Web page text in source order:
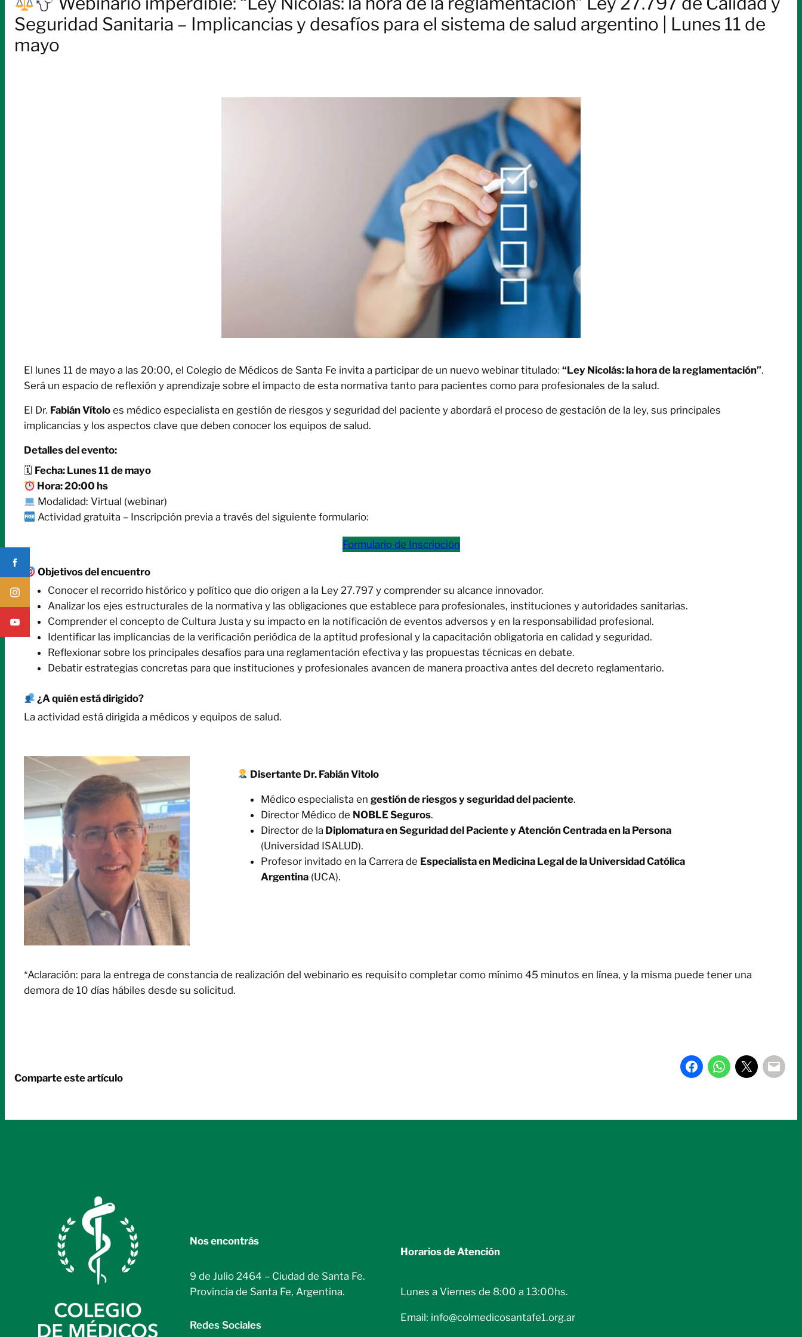
Seguridad Sanitaria – Implicancias y desafíos para el sistema de salud argentino | Lunes 11 de
mayo
El lunes 11 de mayo a las 20:00, el Colegio de Médicos de Santa Fe invita a participar de un nuevo webinar titulado: “Ley Nicolás: la hora de la reglamentación”.
Será un espacio de reflexión y aprendizaje sobre el impacto de esta normativa tanto para pacientes como para profesionales de la salud.
El Dr. Fabián Vítolo es médico especialista en gestión de riesgos y seguridad del paciente y abordará el proceso de gestación de la ley, sus principales
implicancias y los aspectos clave que deben conocer los equipos de salud.
Detalles del evento:
🗓 Fecha: Lunes 11 de mayo
Hora: 20:00 hs
Modalidad: Virtual (webinar)
Actividad gratuita – Inscripción previa a través del siguiente formulario:
Formulario de Inscripción
Objetivos del encuentro
Conocer el recorrido histórico y político que dio origen a la Ley 27.797 y comprender su alcance innovador.
Analizar los ejes estructurales de la normativa y las obligaciones que establece para profesionales, instituciones y autoridades sanitarias.
Comprender el concepto de Cultura Justa y su impacto en la notificación de eventos adversos y en la responsabilidad profesional.
Identificar las implicancias de la verificación periódica de la aptitud profesional y la capacitación obligatoria en calidad y seguridad.
Reflexionar sobre los principales desafíos para una reglamentación efectiva y las propuestas técnicas en debate.
Debatir estrategias concretas para que instituciones y profesionales avancen de manera proactiva antes del decreto reglamentario.
¿A quién está dirigido?
La actividad está dirigida a médicos y equipos de salud.
Disertante Dr. Fabián Vitolo
Médico especialista en gestión de riesgos y seguridad del paciente.
Director Médico de NOBLE Seguros.
Director de la Diplomatura en Seguridad del Paciente y Atención Centrada en la Persona
(Universidad ISALUD).
Profesor invitado en la Carrera de Especialista en Medicina Legal de la Universidad Católica
Argentina(UCA).
*Aclaración: para la entrega de constancia de realización del webinario es requisito completar como mínimo 45 minutos en línea, y la misma puede tener una
demora de 10 días hábiles desde su solicitud.
Comparte este artículo
Nos encontrás
9 de Julio 2464 – Ciudad de Santa Fe.
Provincia de Santa Fe, Argentina.
Redes Sociales
Horarios de Atención
Lunes a Viernes de 8:00 a 13:00hs.
Email: info@colmedicosantafe1.org.ar